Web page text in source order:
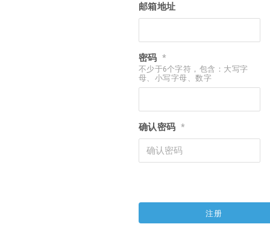
邮箱地址
密码 *
不少于6个字符，包含：大写字
母、小写字母、数字
确认密码 *